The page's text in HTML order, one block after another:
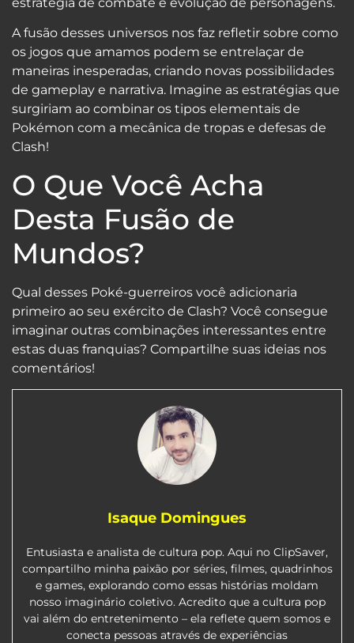
A fusão desses universos nos faz refletir sobre como
os jogos que amamos podem se entrelaçar de
maneiras inesperadas, criando novas possibilidades
de gameplay e narrativa. Imagine as estratégias que
surgiriam ao combinar os tipos elementais de
Pokémon com a mecânica de tropas e defesas de
Clash!
O Que Você Acha
Desta Fusão de
Mundos?
Qual desses Poké-guerreiros você adicionaria
primeiro ao seu exército de Clash? Você consegue
imaginar outras combinações interessantes entre
estas duas franquias? Compartilhe suas ideias nos
comentários!
Isaque Domingues
Entusiasta e analista de cultura pop. Aqui no ClipSaver,
compartilho minha paixão por séries, filmes, quadrinhos
e games, explorando como essas histórias moldam
nosso imaginário coletivo. Acredito que a cultura pop
vai além do entretenimento – ela reflete quem somos e
conecta pessoas através de experiências